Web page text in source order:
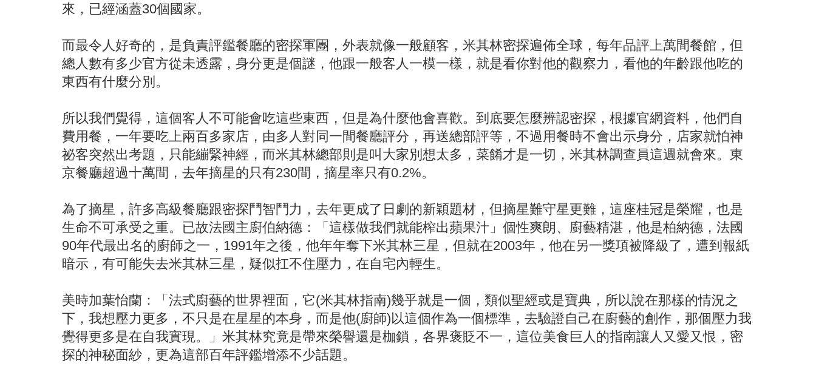
來，已經涵蓋30個國家。
而最令人好奇的，是負責評鑑餐廳的密探軍團，外表就像一般顧客，米其林密探遍佈全球，每年品評上萬間餐館，但
總人數有多少官方從未透露，身分更是個謎，他跟一般客人一模一樣，就是看你對他的觀察力，看他的年齡跟他吃的
東西有什麼分別。
所以我們覺得，這個客人不可能會吃這些東西，但是為什麼他會喜歡。到底要怎麼辨認密探，根據官網資料，他們自
費用餐，一年要吃上兩百多家店，由多人對同一間餐廳評分，再送總部評等，不過用餐時不會出示身分，店家就怕神
祕客突然出考題，只能繃緊神經，而米其林總部則是叫大家別想太多，菜餚才是一切，米其林調查員這週就會來。東
京餐廳超過十萬間，去年摘星的只有230間，摘星率只有0.2%。
為了摘星，許多高級餐廳跟密探鬥智鬥力，去年更成了日劇的新穎題材，但摘星難守星更難，這座桂冠是榮耀，也是
生命不可承受之重。已故法國主廚伯納德：「這樣做我們就能榨出蘋果汁」個性爽朗、廚藝精湛，他是柏納德，法國
90年代最出名的廚師之一，1991年之後，他年年奪下米其林三星，但就在2003年，他在另一獎項被降級了，遭到報紙
暗示，有可能失去米其林三星，疑似扛不住壓力，在自宅內輕生。
美時加葉怡蘭：「法式廚藝的世界裡面，它(米其林指南)幾乎就是一個，類似聖經或是寶典，所以說在那樣的情況之
下，我想壓力更多，不只是在星星的本身，而是他(廚師)以這個作為一個標準，去驗證自己在廚藝的創作，那個壓力我
覺得更多是在自我實現。」米其林究竟是帶來榮譽還是枷鎖，各界褒貶不一，這位美食巨人的指南讓人又愛又恨，密
探的神秘面紗，更為這部百年評鑑增添不少話題。